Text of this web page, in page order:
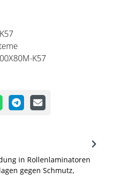
K57
in Rollenlaminatoren
gegen Schmutz,